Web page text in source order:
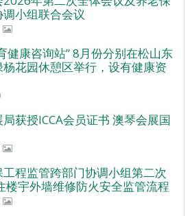
小组联合会议
健康咨询站” 8月份分别在松山东
花园休憩区举行，设有健康资
获授ICCA会员证书 澳琴会展国
程监管跨部门协调小组第二次
楼宇外墙维修防火安全监管流程